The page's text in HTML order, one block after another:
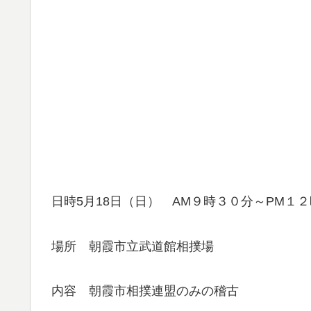
日時5月18日（日） AM９時３０分～PM１
場所 朝霞市立武道館相撲場
内容 朝霞市相撲連盟のみの稽古